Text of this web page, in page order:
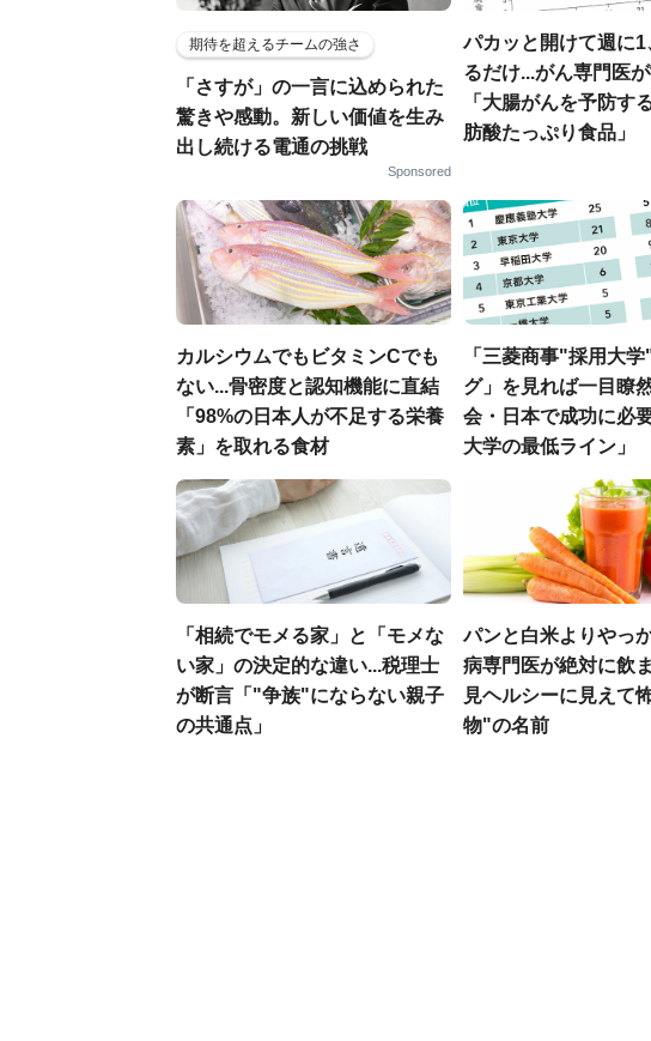
期待を超えるチームの強さ
「さすが」の一言に込められた
驚きや感動。新しい価値を生み
出し続ける電通の挑戦
Sponsored
パカッと開けて週に
るだけ...がん専門医
「大腸がんを予防す
肪酸たっぷり食品」
カルシウムでもビタミンCでも
ない...骨密度と認知機能に直結
「98%の日本人が不足する栄養
素」を取れる食材
「三菱商事"採用大
グ」を見れば一目瞭
会・日本で成功に必
大学の最低ライン」
「相続でモメる家」と「モメな
い家」の決定的な違い...税理士
が断言「"争族"にならない親子
の共通点」
パンと白米よりやっ
病専門医が絶対に飲
見ヘルシーに見えて
物"の名前